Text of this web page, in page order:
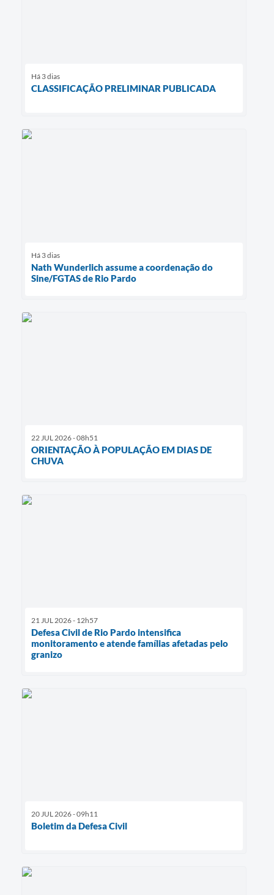
Há 3 dias
CLASSIFICAÇÃO PRELIMINAR PUBLICADA
Há 3 dias
Nath Wunderlich assume a coordenação do
Sine/FGTAS de Rio Pardo
22 JUL 2026 - 08h51
ORIENTAÇÃO À POPULAÇÃO EM DIAS DE
CHUVA
21 JUL 2026 - 12h57
Defesa Civil de Rio Pardo intensifica
monitoramento e atende famílias afetadas pelo
granizo
20 JUL 2026 - 09h11
Boletim da Defesa Civil